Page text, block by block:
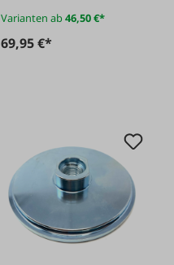
Varianten ab46,50 €*
69,95 €*